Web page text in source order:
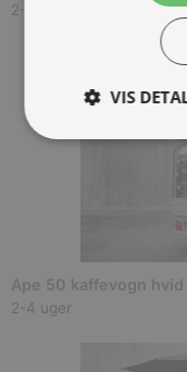
2-4 uger
Ape 50 kaffevogn hvid
2-4 uger
VIS